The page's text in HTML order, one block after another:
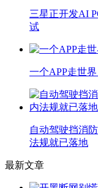
三星正开发AI
试
一个APP走世
自动驾驶挡消
法规就已落地
最新文章